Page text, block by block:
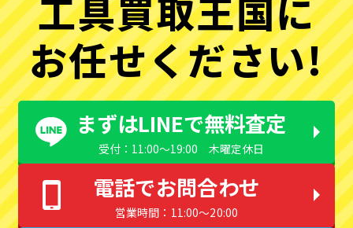
工具買取王国に
お任せください!
まずはLINEで無料査定
受付：11:00〜19:00 木曜定休日
電話でお問合わせ
営業時間：11:00〜20:00